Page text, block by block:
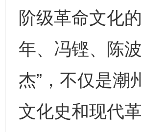
阶级革命文化
年、冯铿、陈
杰”，不仅是潮
文化史和现代